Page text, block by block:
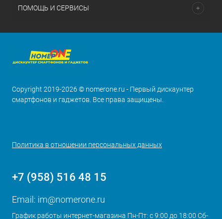
ПОМОЩЬ И СЕРВИСЫ
Copyright 2019-2026 © nomerone.ru - Первый дискаунтер
смартфонов и гаджетов. Все права защищены.
Политика в отношении персональных данных
+7 (958) 516 48 15
Email: im@nomerone.ru
График работы интернет-магазина Пн-Пт: с 9:00 до 18:00 Сб-